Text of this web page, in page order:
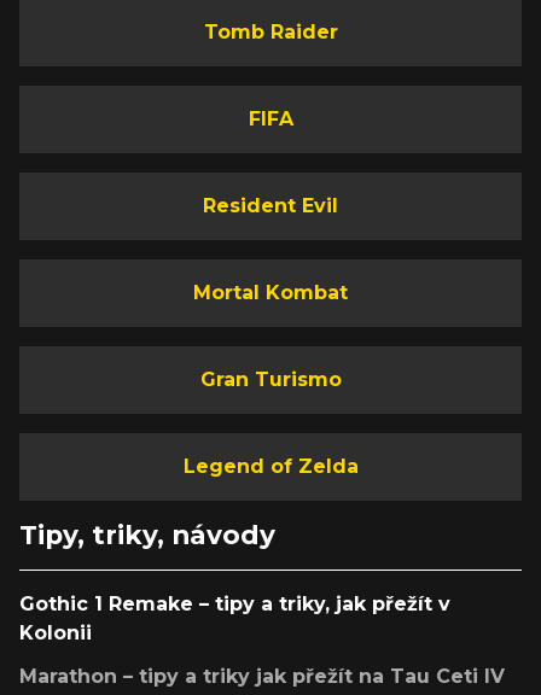
Tomb Raider
FIFA
Resident Evil
Mortal Kombat
Gran Turismo
Legend of Zelda
Tipy, triky, návody
Gothic 1 Remake – tipy a triky, jak přežít v
Kolonii
Marathon – tipy a triky jak přežít na Tau Ceti IV